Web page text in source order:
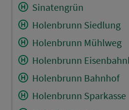
Sinatengrün
Holenbrunn Siedlung
Holenbrunn Mühlweg
Holenbrunn
Holenbrunn Bahnhof
Holenbrunn Sparkasse